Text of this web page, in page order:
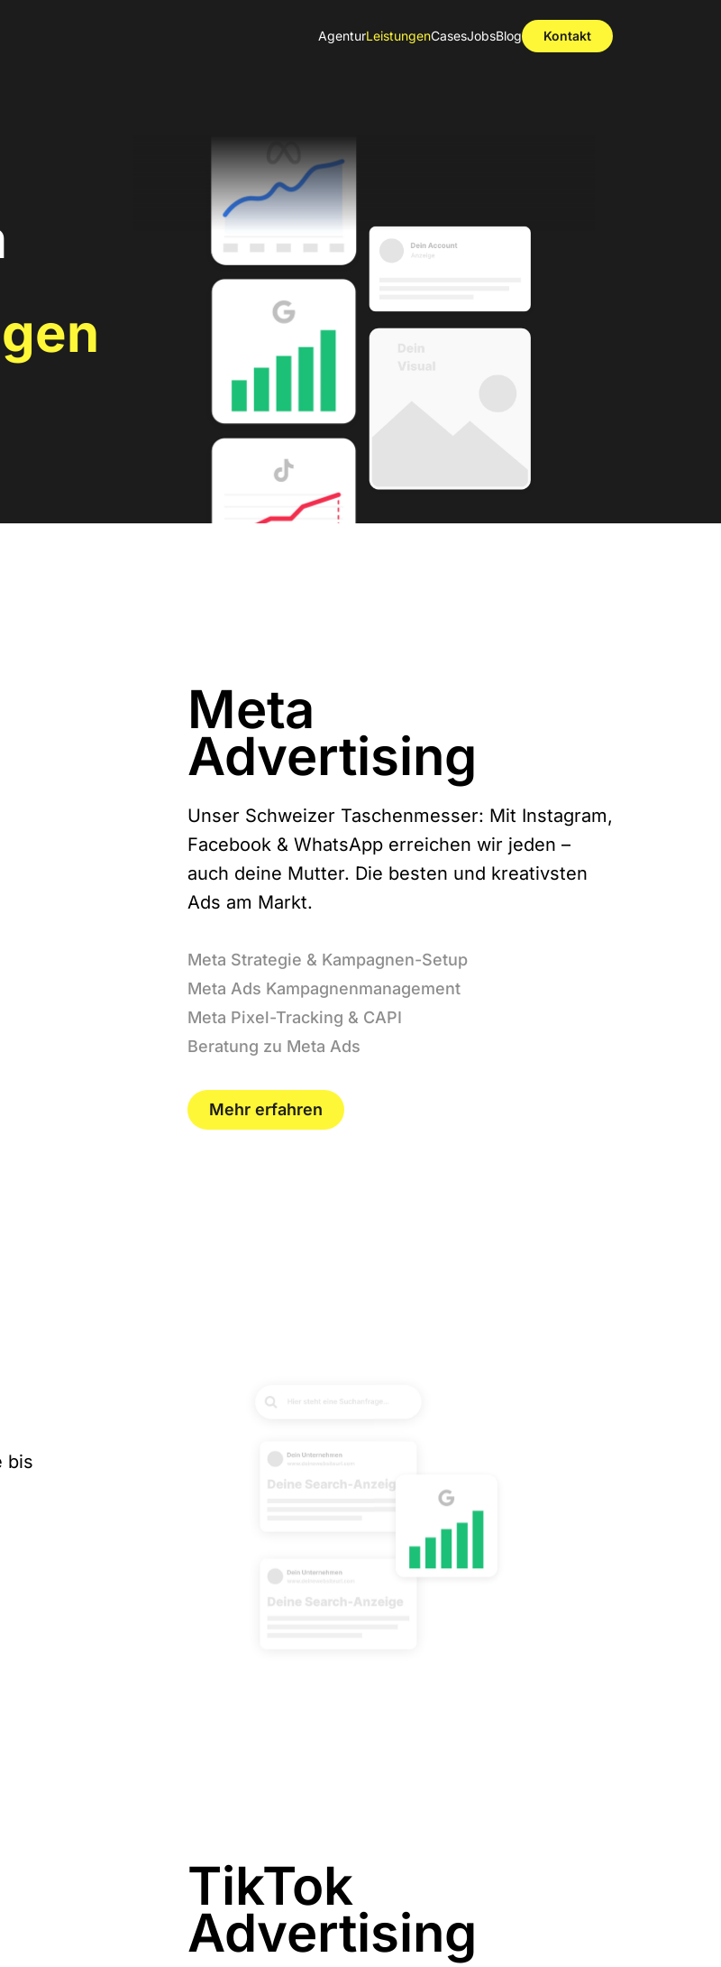
AgenturLeistungenCasesJobsBlog Kontakt
Meta
Advertising
Unser Schweizer Taschenmesser: Mit Instagram,
Facebook & WhatsApp erreichen wir jeden –
auch deine Mutter. Die besten und kreativsten
Ads am Markt.
Meta Strategie & Kampagnen-Setup
Meta Ads Kampagnenmanagement
Meta Pixel-Tracking & CAPI
Beratung zu Meta Ads
Mehr erfahren
bis
TikTok
Advertising